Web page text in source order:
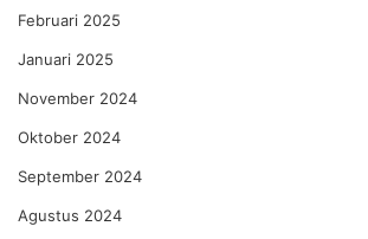
Februari 2025
Januari 2025
November 2024
Oktober 2024
September 2024
Agustus 2024